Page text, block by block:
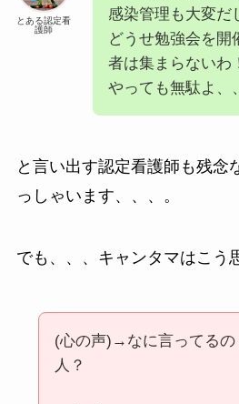
とある認定看
護師
感染管理も大変だ
どうせ勉強会を開
者は集まらないわ
やっても無駄よ、
と言い出す認定看護師も残念
っしゃいます、、、。
でも、、、キャンタマはこう
(心の声)→なに言ってるの
人？